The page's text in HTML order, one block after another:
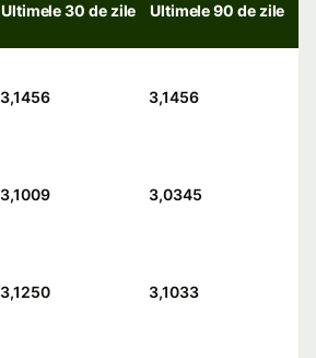
Ultimele 30 de zile Ultimele 90 de zile
3,1456 3,1456
3,1009 3,0345
3,1250 3,1033